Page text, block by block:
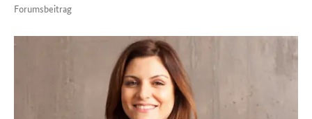
Forumsbeitrag